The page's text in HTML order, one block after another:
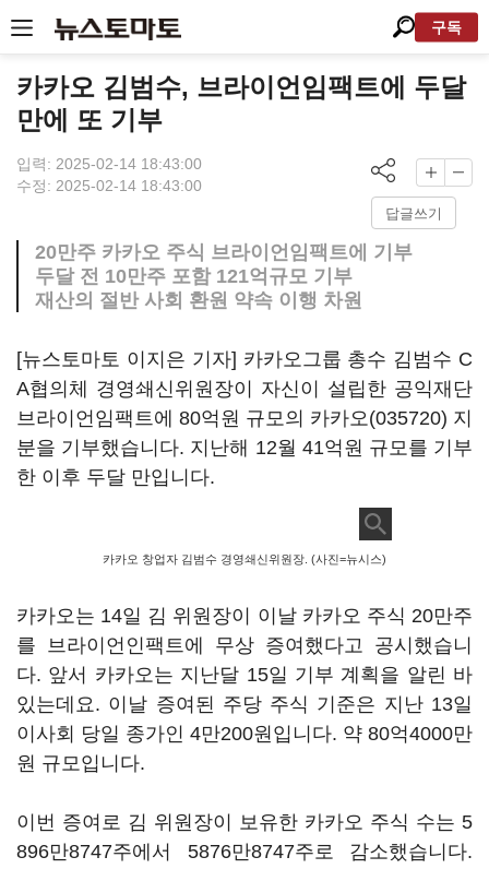
구독
카카오 김범수, 브라이언임팩트에 두달
만에 또 기부
입력: 2025-02-14 18:43:00
수정: 2025-02-14 18:43:00
답글쓰기
20만주 카카오 주식 브라이언임팩트에 기부
두달 전 10만주 포함 121억규모 기부
재산의 절반 사회 환원 약속 이행 차원
[뉴스토마토 이지은 기자] 카카오그룹 총수 김범수 C
A협의체 경영쇄신위원장이 자신이 설립한 공익재단
브라이언임팩트에 80억원 규모의 카카오(035720) 지
분을 기부했습니다. 지난해 12월 41억원 규모를 기부
한 이후 두달 만입니다.
카카오 창업자 김범수 경영쇄신위원장. (사진=뉴시스)
카카오는 14일 김 위원장이 이날 카카오 주식 20만주
를 브라이언인팩트에 무상 증여했다고 공시했습니
다. 앞서 카카오는 지난달 15일 기부 계획을 알린 바
있는데요. 이날 증여된 주당 주식 기준은 지난 13일
이사회 당일 종가인 4만200원입니다. 약 80억4000만
원 규모입니다.
이번 증여로 김 위원장이 보유한 카카오 주식 수는 5
896만8747주에서 5876만8747주로 감소했습니다.